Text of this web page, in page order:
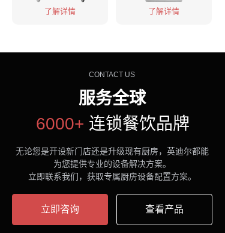
了解详情 了解详情
CONTACT US
服务全球
连锁餐饮品牌
无论您是开设新门店还是升级现有厨房，英迪尔都能
为您提供专业的设备解决方案。
立即联系我们，获取专属厨房设备配置方案。
立即咨询 查看产品
6000+